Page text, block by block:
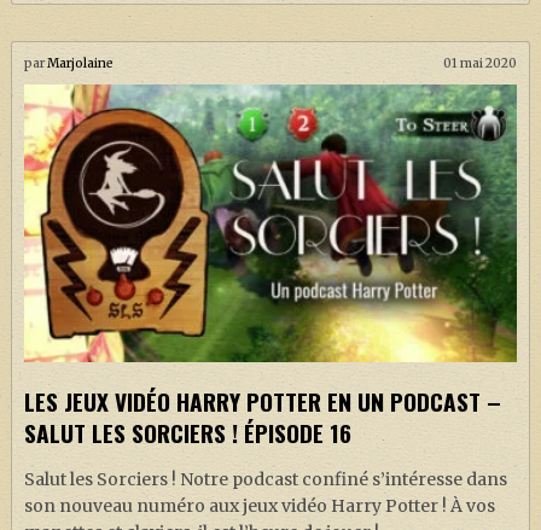
parMarjolaine 01 mai 2020
LES JEUX VIDÉO HARRY POTTER EN UN PODCAST –
SALUT LES SORCIERS ! ÉPISODE 16
Salut les Sorciers ! Notre podcast confiné s’intéresse dans
son nouveau numéro aux jeux vidéo Harry Potter ! À vos